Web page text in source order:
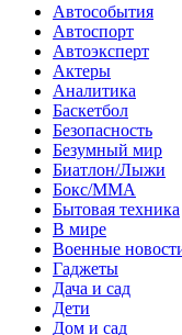
Автособытия
Автоспорт
Автоэксперт
Актеры
Аналитика
Баскетбол
Безопасность
Безумный мир
Биатлон/Лыжи
Бокс/MMA
Бытовая техника
В мире
Военные
Гаджеты
Дача и сад
Дети
Дом и сад